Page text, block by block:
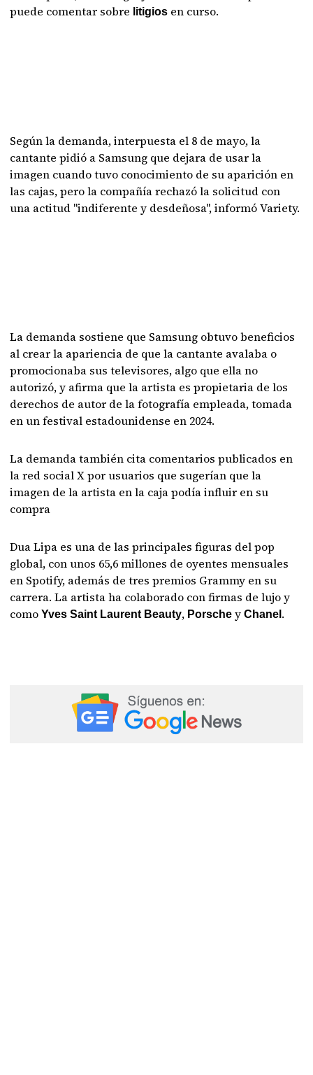
puede comentar sobre litigios en curso.
Según la demanda, interpuesta el 8 de mayo, la
cantante pidió a Samsung que dejara de usar la
imagen cuando tuvo conocimiento de su aparición en
las cajas, pero la compañía rechazó la solicitud con
una actitud "indiferente y desdeñosa", informó Variety.
La demanda sostiene que Samsung obtuvo beneficios
al crear la apariencia de que la cantante avalaba o
promocionaba sus televisores, algo que ella no
autorizó, y afirma que la artista es propietaria de los
derechos de autor de la fotografía empleada, tomada
en un festival estadounidense en 2024.
La demanda también cita comentarios publicados en
la red social X por usuarios que sugerían que la
imagen de la artista en la caja podía influir en su
compra
Dua Lipa es una de las principales figuras del pop
global, con unos 65,6 millones de oyentes mensuales
en Spotify, además de tres premios Grammy en su
carrera. La artista ha colaborado con firmas de lujo y
como Yves Saint Laurent Beauty, PorscheyChanel .